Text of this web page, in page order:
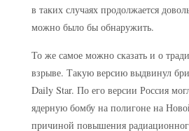
в таких случаях продолжается
можно было бы обнаружить.
То же самое можно сказать и о
взрыве. Такую версию выдвинул
Daily Star. По его версии Россия
ядерную бомбу на полигоне на
причиной повышения